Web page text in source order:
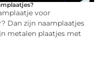
voor
Dan zijn naamplaatjes
metalen plaatjes met